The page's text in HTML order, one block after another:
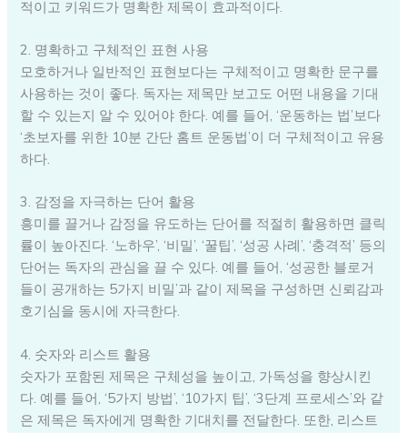
적이고 키워드가 명확한 제목이 효과적이다.
2. 명확하고 구체적인 표현 사용
모호하거나 일반적인 표현보다는 구체적이고 명확한 문구를
사용하는 것이 좋다. 독자는 제목만 보고도 어떤 내용을 기대
할 수 있는지 알 수 있어야 한다. 예를 들어, ‘운동하는 법’보다
‘초보자를 위한 10분 간단 홈트 운동법’이 더 구체적이고 유용
하다.
3. 감정을 자극하는 단어 활용
흥미를 끌거나 감정을 유도하는 단어를 적절히 활용하면 클릭
률이 높아진다. ‘노하우’, ‘비밀’, ‘꿀팁’, ‘성공 사례’, ‘충격적’ 등의
단어는 독자의 관심을 끌 수 있다. 예를 들어, ‘성공한 블로거
들이 공개하는 5가지 비밀’과 같이 제목을 구성하면 신뢰감과
호기심을 동시에 자극한다.
4. 숫자와 리스트 활용
숫자가 포함된 제목은 구체성을 높이고, 가독성을 향상시킨
다. 예를 들어, ‘5가지 방법’, ‘10가지 팁’, ‘3단계 프로세스’와 같
은 제목은 독자에게 명확한 기대치를 전달한다. 또한, 리스트